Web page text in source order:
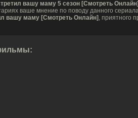
вашу маму 5 сезон [Смотреть Онлайн]
ваше мнение по поводу данного
вашу маму [Смотреть Онлайн] , приятного